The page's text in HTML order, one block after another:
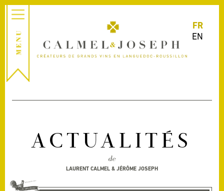
FR
EN
ACTUALITÉS
de
LAURENT CALMEL & JÉRÔME JOSEPH